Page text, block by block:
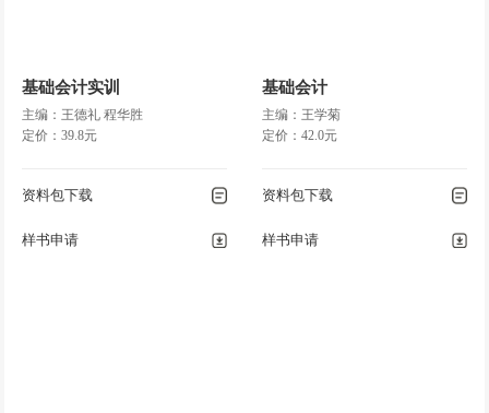
基础会计实训
主编：王德礼 程华胜
定价：39.8元
资料包下载
样书申请
基础会计
主编：王学菊
定价：42.0元
资料包下载
样书申请